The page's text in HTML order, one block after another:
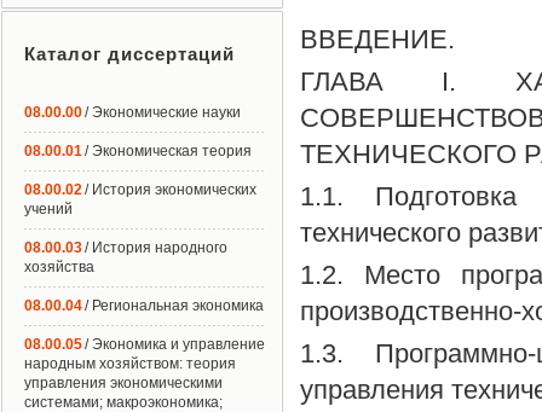
ВВЕДЕНИЕ.
ГЛАВА I.
ТЕХНИЧЕСКОГО
1.1.
технического
1.2. Место
производственно-
1.3.
управления
Каталог диссертаций
08.00.00/ Экономические науки
08.00.01/ Экономическая теория
08.00.02/ История экономических
учений
08.00.03/ История народного
хозяйства
08.00.04/ Региональная экономика
08.00.05/ Экономика и управление
народным хозяйством: теория
управления экономическими
системами; макроэкономика;